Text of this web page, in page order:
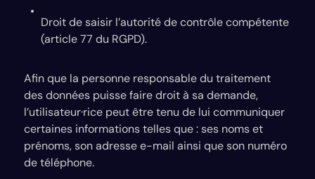
Droit de saisir l’autorité de contrôle compétente
(article 77 du RGPD).
Afin que la personne responsable du traitement
des données puisse faire droit à sa demande,
l’utilisateur·rice peut être tenu de lui communiquer
certaines informations telles que : ses noms et
prénoms, son adresse e-mail ainsi que son numéro
de téléphone.